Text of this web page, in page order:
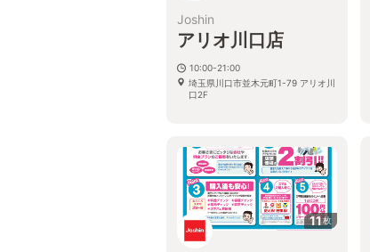
Joshin
アリオ川口店
10:00-21:00
埼玉県川口市並木元町1-79 アリオ川
口2F
11枚